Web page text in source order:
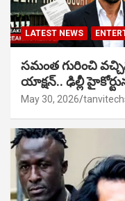
LATEST NEWS
సమంత గురించి
యాక్షన్.. ఢిల్లీ
May 30, 2026